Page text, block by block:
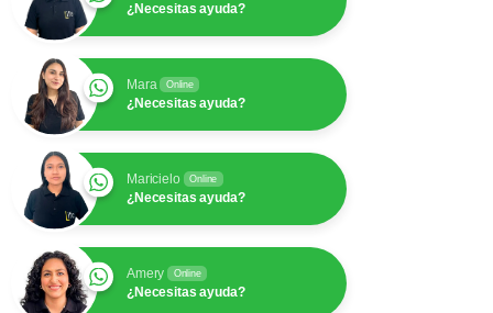
¿Necesitas ayuda?
Mara Online
¿Necesitas ayuda?
Maricielo Online
¿Necesitas ayuda?
Amery Online
¿Necesitas ayuda?